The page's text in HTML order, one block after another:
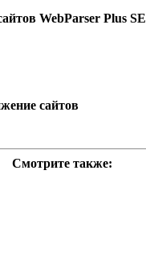
WebParser Plus
сайтов
Смотрите также: